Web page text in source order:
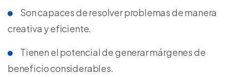
Son capaces de resolver problemas de manera
creativa y eficiente.
Tienen el potencial de generar márgenes de
beneficio considerables.